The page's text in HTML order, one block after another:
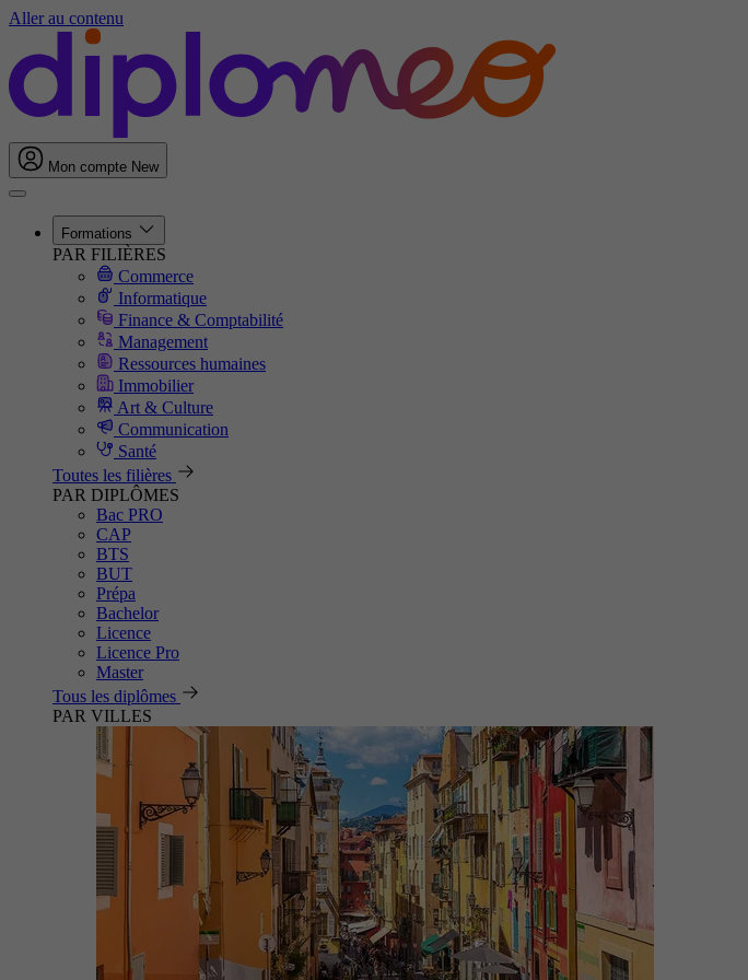
Aller au contenu
Mon compte New
Formations
PAR FILIÈRES
Commerce
Informatique
Finance & Comptabilité
Management
Ressources humaines
Immobilier
Art & Culture
Communication
Santé
Toutes les filières
PAR DIPLÔMES
Bac PRO
CAP
BTS
BUT
Prépa
Bachelor
Licence
Licence Pro
Master
Tous les diplômes
PAR VILLES